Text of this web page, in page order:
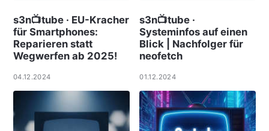
s3n📺tube · EU-Kracher
für Smartphones:
Reparieren statt
Wegwerfen ab 2025!
04.12.2024
s3n📺tube ·
Systeminfos auf einen
Blick | Nachfolger für
neofetch
01.12.2024